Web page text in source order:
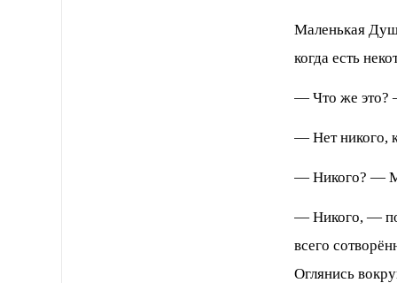
Маленькая
когда есть
— Что же это?
— Нет никого,
— Никого? —
— Никого, —
всего
Оглянись